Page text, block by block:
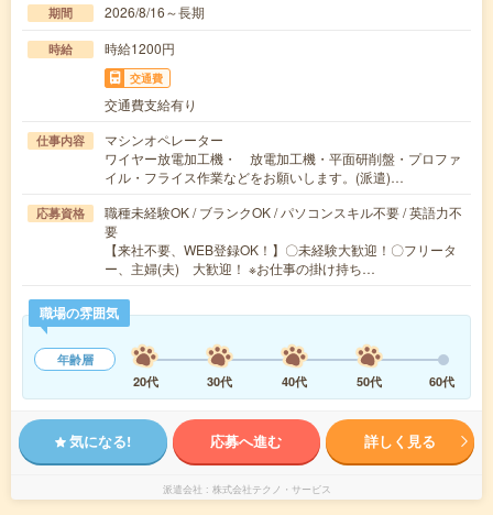
期間 2026/8/16～長期
時給 時給1200円
交通費
交通費支給有り
仕事内容
マシンオペレーター
ワイヤー放電加工機・ 放電加工機・平面研削盤・プロファ
イル・フライス作業などをお願いします。(派遣)…
応募資格
職種未経験OK / ブランクOK / パソコンスキル不要 / 英語力不
要
【来社不要、WEB登録OK！】〇未経験大歓迎！〇フリータ
ー、主婦(夫) 大歓迎！ ※お仕事の掛け持ち…
職場の雰囲気
年齢層
20代
30代 40代 50代 60代
気になる! 応募へ進む 詳しく見る
派遣会社 株式会社テクノ・サービス